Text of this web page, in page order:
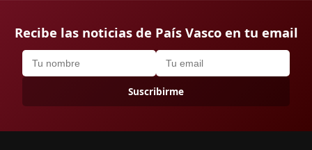
Recibe las noticias de País Vasco en tu email
Suscribirme